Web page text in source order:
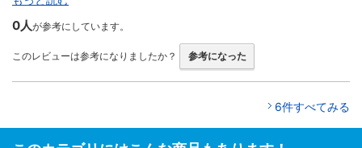
0人が参考にしています。
このレビューは参考になりましたか？ 参考になった
6件すべてみる